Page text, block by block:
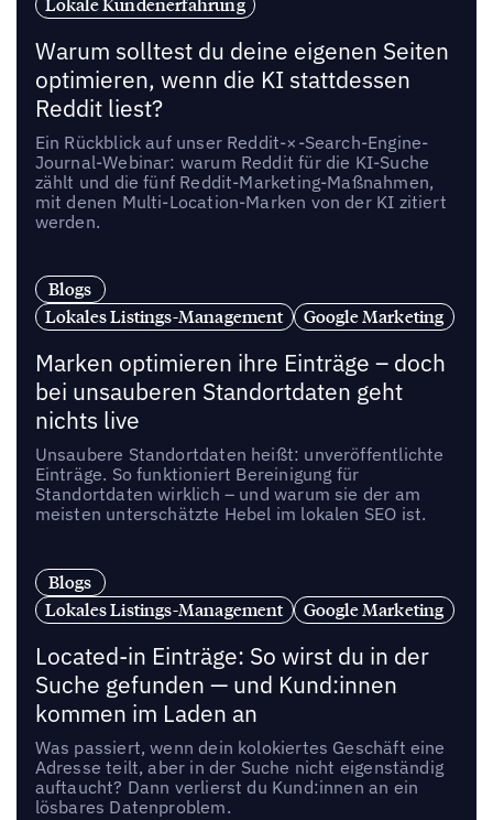
Warum solltest du deine eigenen Seiten
optimieren, wenn die KI stattdessen
Reddit liest?
Ein Rückblick auf unser Reddit-×-Search-Engine-
Journal-Webinar: warum Reddit für die KI-Suche
zählt und die fünf Reddit-Marketing-Maßnahmen,
mit denen Multi-Location-Marken von der KI zitiert
werden.
Blogs
Lokales Listings-Management
Google Marketing
Marken optimieren ihre Einträge – doch
bei unsauberen Standortdaten geht
nichts live
Unsaubere Standortdaten heißt: unveröffentlichte
Einträge. So funktioniert Bereinigung für
Standortdaten wirklich – und warum sie der am
meisten unterschätzte Hebel im lokalen SEO ist.
Blogs
Lokales Listings-Management
Google Marketing
Located-in Einträge: So wirst du in der
Suche gefunden — und Kund:innen
kommen im Laden an
Was passiert, wenn dein kolokiertes Geschäft eine
Adresse teilt, aber in der Suche nicht eigenständig
auftaucht? Dann verlierst du Kund:innen an ein
lösbares Datenproblem.